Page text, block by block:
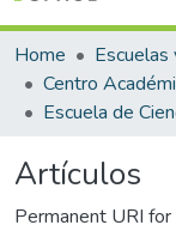
Home
Centro
Escuela de
Artículos
Permanent URI